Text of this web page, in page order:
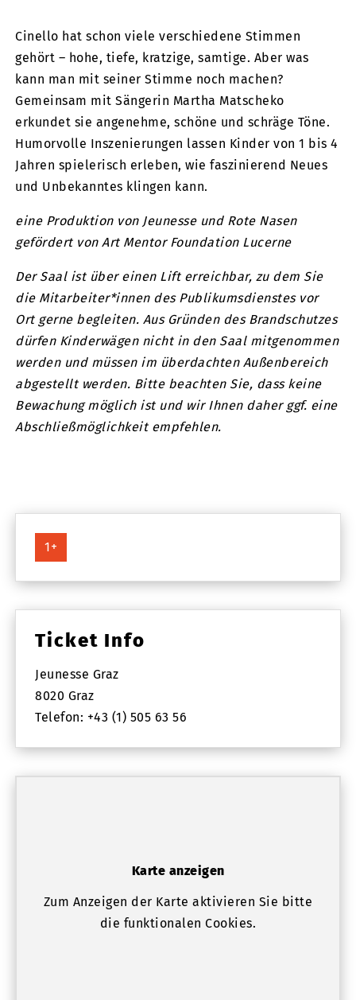
Cinello hat schon viele verschiedene Stimmen
gehört – hohe, tiefe, kratzige, samtige. Aber was
kann man mit seiner Stimme noch machen?
Gemeinsam mit Sängerin Martha Matscheko
erkundet sie angenehme, schöne und schräge Töne.
Humorvolle Inszenierungen lassen Kinder von 1 bis 4
Jahren spielerisch erleben, wie faszinierend Neues
und Unbekanntes klingen kann.
eine Produktion von Jeunesse und Rote Nasen
gefördert von Art Mentor Foundation Lucerne
Der Saal ist über einen Lift erreichbar, zu dem Sie
die Mitarbeiter*innen des Publikumsdienstes vor
Ort gerne begleiten. Aus Gründen des Brandschutzes
dürfen Kinderwägen nicht in den Saal mitgenommen
werden und müssen im überdachten Außenbereich
abgestellt werden. Bitte beachten Sie, dass keine
Bewachung möglich ist und wir Ihnen daher ggf. eine
Abschließmöglichkeit empfehlen.
1+
Ticket Info
Jeunesse Graz
8020 Graz
Telefon: +43 (1) 505 63 56
Karte anzeigen
Zum Anzeigen der Karte aktivieren Sie bitte
die funktionalen Cookies.